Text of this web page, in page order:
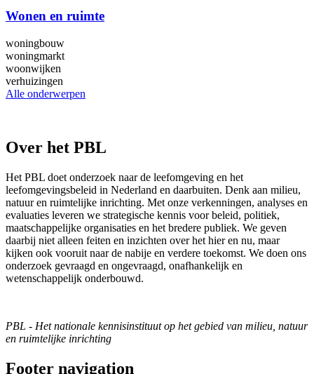
Wonen en ruimte
woningbouw
woningmarkt
woonwijken
verhuizingen
Alle onderwerpen
Over het PBL
Het PBL doet onderzoek naar de leefomgeving en het
leefomgevingsbeleid in Nederland en daarbuiten. Denk aan milieu,
natuur en ruimtelijke inrichting. Met onze verkenningen, analyses en
evaluaties leveren we strategische kennis voor beleid, politiek,
maatschappelijke organisaties en het bredere publiek. We geven
daarbij niet alleen feiten en inzichten over het hier en nu, maar
kijken ook vooruit naar de nabije en verdere toekomst. We doen ons
onderzoek gevraagd en ongevraagd, onafhankelijk en
wetenschappelijk onderbouwd.
PBL - Het nationale kennisinstituut op het gebied van milieu, natuur
en ruimtelijke inrichting
Footer navigation